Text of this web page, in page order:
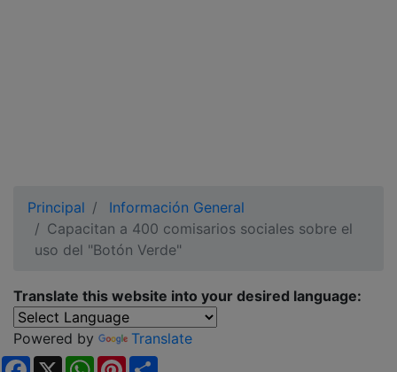
Principal
Información General
Capacitan a 400 comisarios sociales sobre el
uso del "Botón Verde"
Translate this website into your desired language:
Powered by
Translate
Facebook
X WhatsApp
Pinterest